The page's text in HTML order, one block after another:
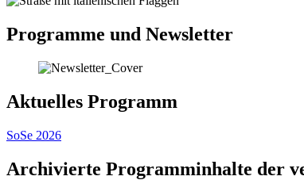
Programme und Newsletter
Aktuelles Programm
SoSe 2026
Archivierte Programminhalte der